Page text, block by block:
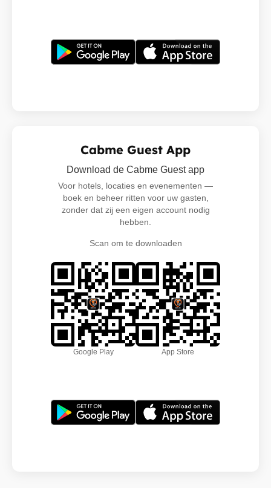
Cabme Guest App
Download de Cabme Guest app
Voor hotels, locaties en evenementen —
boek en beheer ritten voor uw gasten,
zonder dat zij een eigen account nodig
hebben.
Scan om te downloaden
Google Play App Store